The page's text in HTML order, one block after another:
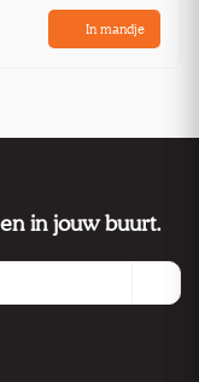
In mandje
in jouw buurt.